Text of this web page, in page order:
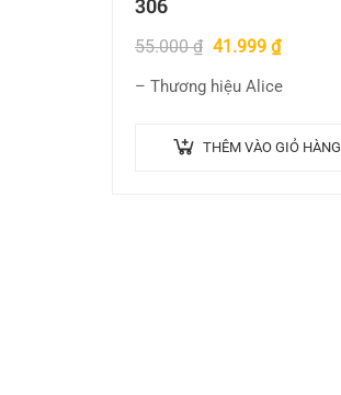
55.000₫ 41.999 ₫
– Thương hiệu Alice
THÊM VÀO GIỎ HÀNG